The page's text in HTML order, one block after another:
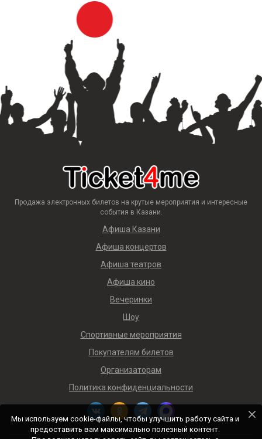
Продажа электронных билетов на крутые мероприятия и интересные
события в Казани.
Афиша Казани
Афиша концертов
Афиша театров
Афиша кино
Вечеринки
Шоу
Спортивные мероприятия
Покупателям билетов
Организаторам
Политика конфиденциальности
Мы используем cookie-файлы, чтобы улучшить работу сайта и
предоставить вам максимально полезный контент.